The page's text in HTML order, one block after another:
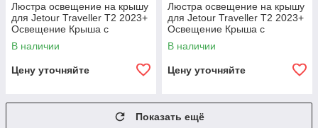
Люстра освещение на крышу
для Jetour Traveller T2 2023+
Освещение Крыша с
дополнительным
освещением Светодиод
В наличии
Цену уточняйте
Люстра освещение на крышу
для Jetour Traveller T2 2023+
Освещение Крыша с
дополнительным
освещением Светодиод
В наличии
Цену уточняйте
Показать ещё